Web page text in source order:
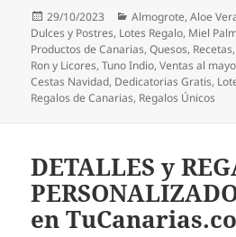
Publicado
el
29/10/2023 Categorías
Almogrote,Aloe
Dulces y Postres, Lotes Regalo, Miel
Productos de Canarias,Quesos, Recetas,
Ron y Licores,Tuno Indio,Ventas al
Cestas Navidad, Dedicatorias Gratis,
Regalos de Canarias, Regalos Únicos
DETALLES y
en